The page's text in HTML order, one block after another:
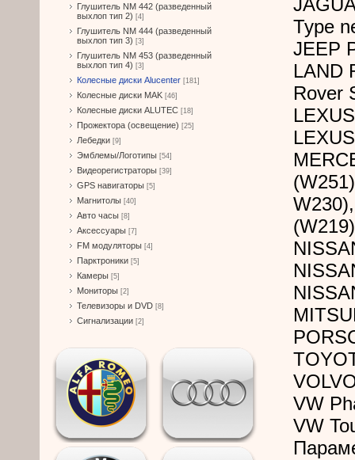
Глушитель NM 442 (разведенный
выхлоп тип 2) [4]
Глушитель NM 444 (разведенный
выхлоп тип 3) [3]
Глушитель NM 453 (разведенный
выхлоп тип 4) [3]
Колесные диски Alucenter [181]
Колесные диски MAK [46]
Колесные диски ALUTEC [18]
Прожектора (освещение) [25]
Лебедки [9]
Эмблемы/Логотипы [54]
Видеорегистраторы [39]
GPS навигаторы [5]
Магнитолы [40]
Авто часы [8]
Аксессуары [7]
FM модуляторы [4]
Парктроники [5]
Камеры [5]
Мониторы [2]
Телевизоры и DVD [8]
Сигнализации [2]
Type
JEEP
LAND
Rover
(W219)
VW
VW